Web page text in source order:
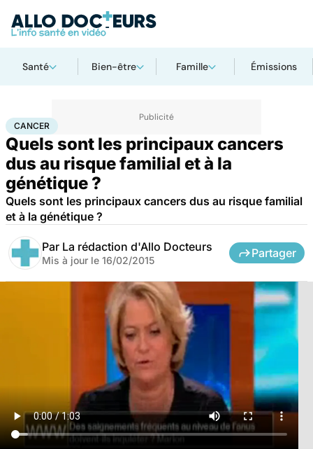
Santé Bien-être Famille Émissions
AccueilSanté Cancer
CANCER
Quels sont les principaux cancers
dus au risque familial et à la
génétique ?
Quels sont les principaux cancers dus au risque familial
et à la génétique ?
Par La rédaction d'Allo Docteurs
Mis à jour le 16/02/2015
Partager